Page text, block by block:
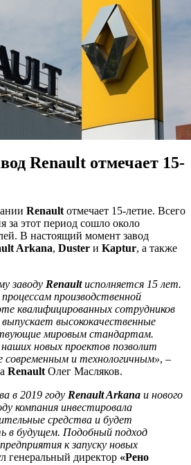
Renault отмечает 15-
Renault отмечает 15-летие. Всего
за этот период сошло около
В настоящий момент завод
Arkana, Duster и Kaptur, а также
заводу Renaultисполняется 15 лет.
производственной
квалифицированных сотрудников
высококачественные
мировым стандартам.
новых проектов позволит
современным и технологичным», –
Renault Олег Масляков.
в 2019 году Renault Arkana и нового
компания инвестировала
средства и будет
в будущем. Подобный подход
к запуску новых
генеральный директор «Рено